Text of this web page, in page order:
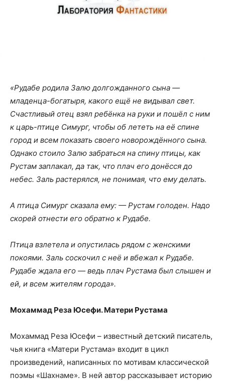
«Рудабе родила Залю долгожданного сына —
младенца-богатыря, какого ещё не видывал свет.
Счастливый отец взял ребёнка на руки и пошёл с ним
к царь-птице Симург, чтобы об лететь на её спине
город и всем показать своего новорождённого сына.
Однако стоило Залю забраться на спину птицы, как
Рустам заплакал, да так, что плач его донёсся до
небес. Заль растерялся, не понимая, что ему делать.
А птица Симург сказала ему: — Рустам голоден. Надо
скорей отнести его обратно к Рудабе.
Птица взлетела и опустилась рядом с женскими
покоями. Заль соскочил с неё и вбежал к Рудабе.
Рудабе ждала его — ведь плач Рустама был слышен и
ей, и всем жителям города».
Мохаммад Реза Юсефи. Матери Рустама
Мохаммад Реза Юсефи – известный детский писатель,
чья книга «Матери Рустама» входит в цикл
произведений, написанных по мотивам классической
поэмы «Шахнаме». В ней автор рассказывает историю